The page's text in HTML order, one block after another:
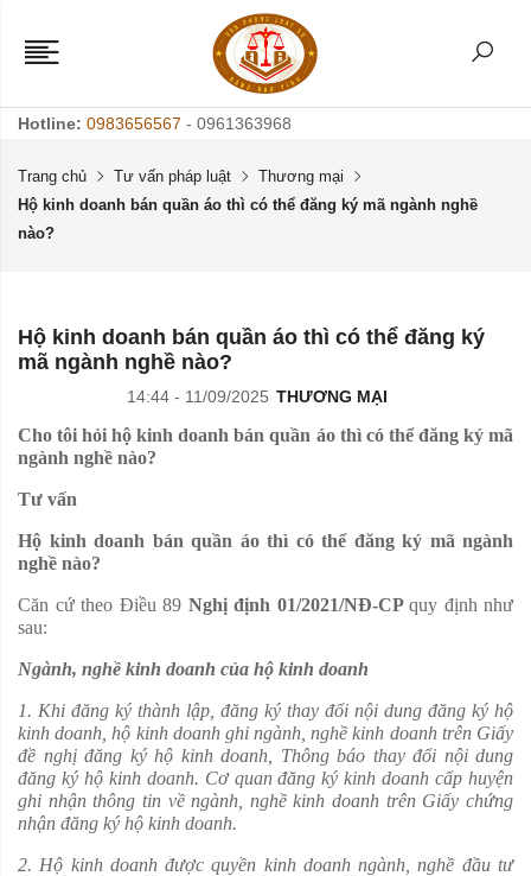
Hotline: 0983656567 - 0961363968
Trang chủ Tư vấn pháp luật
Thương mại
Hộ kinh doanh bán quần áo thì có thể đăng ký mã ngành nghề
nào?
Hộ kinh doanh bán quần áo thì có thể đăng ký
mã ngành nghề nào?
14:44 - 11/09/2025 THƯƠNG MẠI
Cho tôi hỏi hộ kinh doanh bán quần áo thì có thể đăng ký mã
ngành nghề nào?
Tư vấn
Hộ kinh doanh bán quần áo thì có thể đăng ký mã ngành
nghề nào?
Căn cứ theo Điều 89 Nghị định 01/2021/NĐ-CP quy định như
sau:
Ngành, nghề kinh doanh của hộ kinh doanh
1. Khi đăng ký thành lập, đăng ký thay đổi nội dung đăng ký hộ
kinh doanh, hộ kinh doanh ghi ngành, nghề kinh doanh trên Giấy
đề nghị đăng ký hộ kinh doanh, Thông báo thay đổi nội dung
đăng ký hộ kinh doanh. Cơ quan đăng ký kinh doanh cấp huyện
ghi nhận thông tin về ngành, nghề kinh doanh trên Giấy chứng
nhận đăng ký hộ kinh doanh.
2. Hộ kinh doanh được quyền kinh doanh ngành, nghề đầu tư